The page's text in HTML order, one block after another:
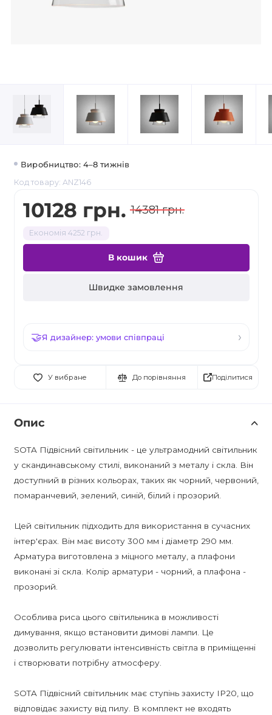
Виробництво: 4–8 тижнів
Код товару: ANZ146
10128 грн. 14381 грн.
Економія 4252 грн.
В кошик
Швидке замовлення
Я дизайнер: умови співпраці
У вибране До порівняння Поділитися
Опис
SOTA Підвісний світильник - це ультрамодний світильник
у скандинавському стилі, виконаний з металу і скла. Він
доступний в різних кольорах, таких як чорний, червоний,
помаранчевий, зелений, синій, білий і прозорий.
Цей світильник підходить для використання в сучасних
інтер'єрах. Він має висоту 300 мм і діаметр 290 мм.
Арматура виготовлена з міцного металу, а плафони
виконані зі скла. Колір арматури - чорний, а плафона -
прозорий.
Особлива риса цього світильника в можливості
димування, якщо встановити димові лампи. Це
дозволить регулювати інтенсивність світла в приміщенні
і створювати потрібну атмосферу.
SOTA Підвісний світильник має ступінь захисту IP20, що
відповідає захисту від пилу. В комплект не входять